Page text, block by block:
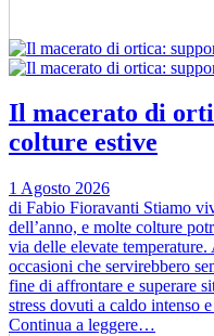
Il macerato di
colture estive
1 Agosto 2026
di Fabio Fioravanti Stiamo
dell’anno, e molte colture
via delle elevate
occasioni che servirebbero
fine di affrontare e superare
stress dovuti a caldo intenso
Continua a leggere…